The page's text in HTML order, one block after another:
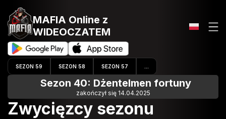
MAFIA Online z
WIDEOCZATEM
SEZON 59 SEZON 58 SEZON 57
Sezon 40: Dżentelmen fortuny
zakończył się 14.04.2025
Zwycięzcy sezonu